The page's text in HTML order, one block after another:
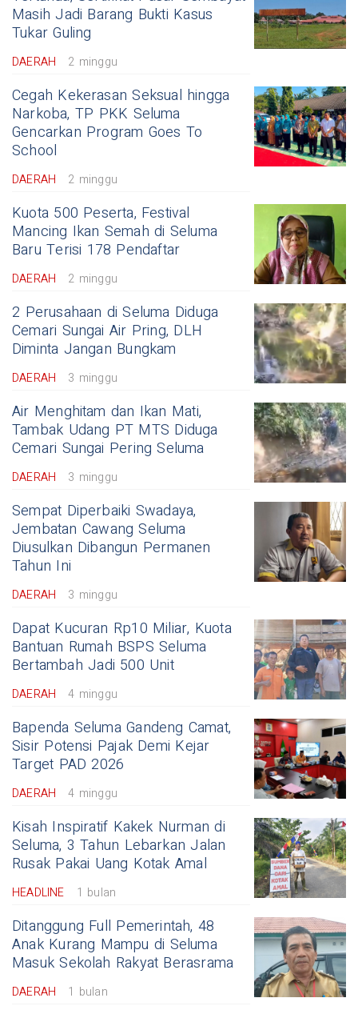
Masih Jadi Barang Bukti Kasus
Tukar Guling
DAERAH 2 minggu
Cegah Kekerasan Seksual hingga
Narkoba, TP PKK Seluma
Gencarkan Program Goes To
School
DAERAH 2 minggu
Kuota 500 Peserta, Festival
Mancing Ikan Semah di Seluma
Baru Terisi 178 Pendaftar
DAERAH 2 minggu
2 Perusahaan di Seluma Diduga
Cemari Sungai Air Pring, DLH
Diminta Jangan Bungkam
DAERAH 3 minggu
Air Menghitam dan Ikan Mati,
Tambak Udang PT MTS Diduga
Cemari Sungai Pering Seluma
DAERAH 3 minggu
Sempat Diperbaiki Swadaya,
Jembatan Cawang Seluma
Diusulkan Dibangun Permanen
Tahun Ini
DAERAH 3 minggu
Dapat Kucuran Rp10 Miliar, Kuota
Bantuan Rumah BSPS Seluma
Bertambah Jadi 500 Unit
DAERAH 4 minggu
Bapenda Seluma Gandeng Camat,
Sisir Potensi Pajak Demi Kejar
Target PAD 2026
DAERAH 4 minggu
Kisah Inspiratif Kakek Nurman di
Seluma, 3 Tahun Lebarkan Jalan
Rusak Pakai Uang Kotak Amal
HEADLINE 1 bulan
Ditanggung Full Pemerintah, 48
Anak Kurang Mampu di Seluma
Masuk Sekolah Rakyat Berasrama
DAERAH 1 bulan